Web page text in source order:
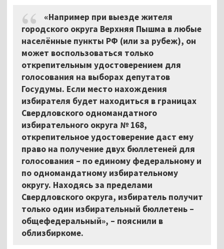
«Например при выезде жителя
городского округа Верхняя Пышма в любые
населённые пункты РФ (или за рубеж), он
может воспользоваться только
открепительным удостоверением для
голосования на выборах депутатов
Госудумы. Если место нахождения
избирателя будет находиться в границах
Свердловского одномандатного
избирательного округа № 168,
открепительное удостоверение даст ему
право на получение двух бюллетеней для
голосования – по единому федеральному и
по одномандатному избирательному
округу. Находясь за пределами
Свердловского округа, избиратель получит
только один избирательный бюллетень –
общефедеральный», – пояснили в
облизбиркоме.